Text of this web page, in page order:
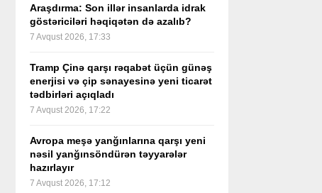
Araşdırma: Son illər insanlarda idrak
göstəriciləri həqiqətən də azalıb?
7 Avqust 2026, 17:33
Tramp Çinə qarşı rəqabət üçün günəş
enerjisi və çip sənayesinə yeni ticarət
tədbirləri açıqladı
7 Avqust 2026, 17:22
Avropa meşə yanğınlarına qarşı yeni
nəsil yanğınsöndürən təyyarələr
hazırlayır
7 Avqust 2026, 17:12